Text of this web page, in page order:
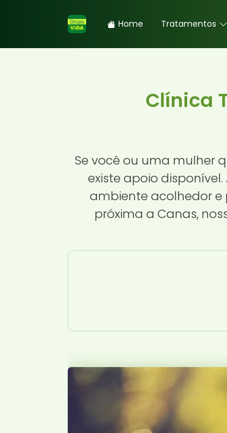
Home Tratamentos
Clínica
Se você ou uma mulher
existe apoio disponível.
ambiente acolhedor e
próxima a Canas,